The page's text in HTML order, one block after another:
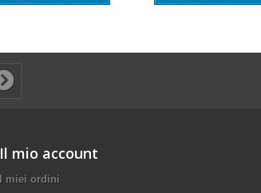
Il mio account
I miei ordini